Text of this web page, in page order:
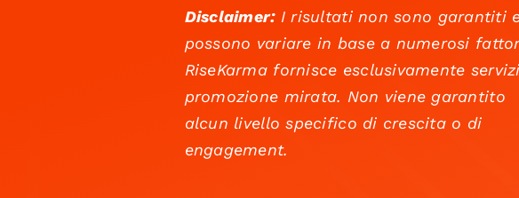
Disclaimer:I risultati non sono garantiti
possono variare in base a numerosi
RiseKarma fornisce esclusivamente
promozione mirata. Non viene garantito
alcun livello specifico di crescita o di
engagement.